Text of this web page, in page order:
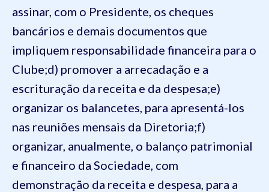
assinar, com o Presidente, os cheques
bancários e demais documentos que
impliquem responsabilidade financeira para o
Clube;d) promover a arrecadação e a
escrituração da receita e da despesa;e)
organizar os balancetes, para apresentá-los
nas reuniões mensais da Diretoria;f)
organizar, anualmente, o balanço patrimonial
e financeiro da Sociedade, com
demonstração da receita e despesa, para a